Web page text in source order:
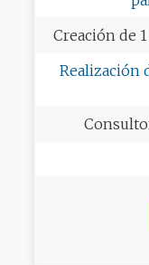
Creación de
Realización